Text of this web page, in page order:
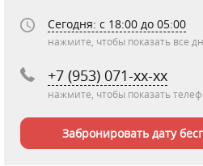
Сегодня: c 18:00 до 05:00
нажмите, чтобы показать все
+7 (953) 071-xx-xx
нажмите, чтобы показать
Забронировать дату